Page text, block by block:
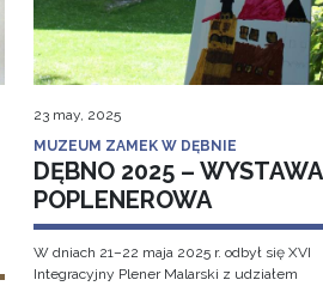
23 may, 2025
MUZEUM ZAMEK W DĘBNIE
DĘBNO 2025 – WYSTAWA
POPLENEROWA
W dniach 21–22 maja 2025 r. odbył się XVI
Integracyjny Plener Malarski z udziałem